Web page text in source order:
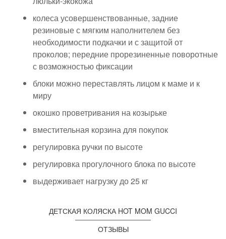
колеса усовершенствованные, задние
резиновые с мягким наполнителем без
необходимости подкачки и с защитой от
проколов; передние прорезиненные поворотные
с возможностью фиксации
блоки можно переставлять лицом к маме и к
миру
окошко проветривания на козырьке
вместительная корзина для покупок
регулировка ручки по высоте
регулировка прогулочного блока по высоте
выдерживает нагрузку до 25 кг
ДЕТСКАЯ КОЛЯСКА HOT MOM GUCCI
ОТЗЫВЫ